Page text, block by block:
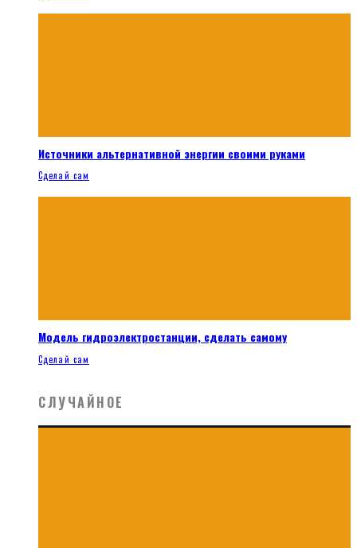
Источники альтернативной энергии своими руками
Сделай сам
Модель гидроэлектростанции, сделать самому
Сделай сам
СЛУЧАЙНОЕ